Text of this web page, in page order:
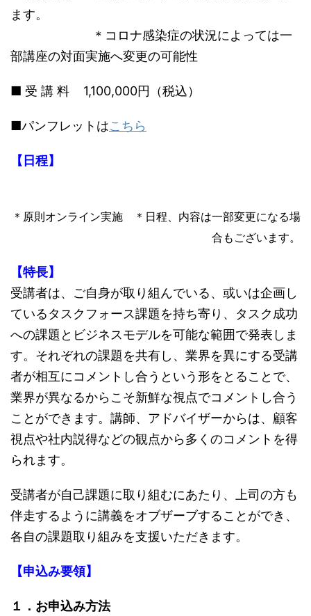
ます。
＊コロナ感染症の状況によっては一
部講座の対面実施へ変更の可能性
■ 受 講 料 1,100,000円（税込）
■パンフレットはこちら
【日程】
＊原則オンライン実施 ＊日程、内容は一部変更になる場
合もございます。
【特長】
受講者は、ご自身が取り組んでいる、或いは企画し
ているタスクフォース課題を持ち寄り、タスク成功
への課題とビジネスモデルを可能な範囲で発表しま
す。それぞれの課題を共有し、業界を異にする受講
者が相互にコメントし合うという形をとることで、
業界が異なるからこそ新鮮な視点でコメントし合う
ことができます。講師、アドバイザーからは、顧客
視点や社内説得などの観点から多くのコメントを得
られます。
受講者が自己課題に取り組むにあたり、上司の方も
伴走するように講義をオブザーブすることができ、
各自の課題取り組みを支援いただきます。
【申込み要領】
１．お申込み方法